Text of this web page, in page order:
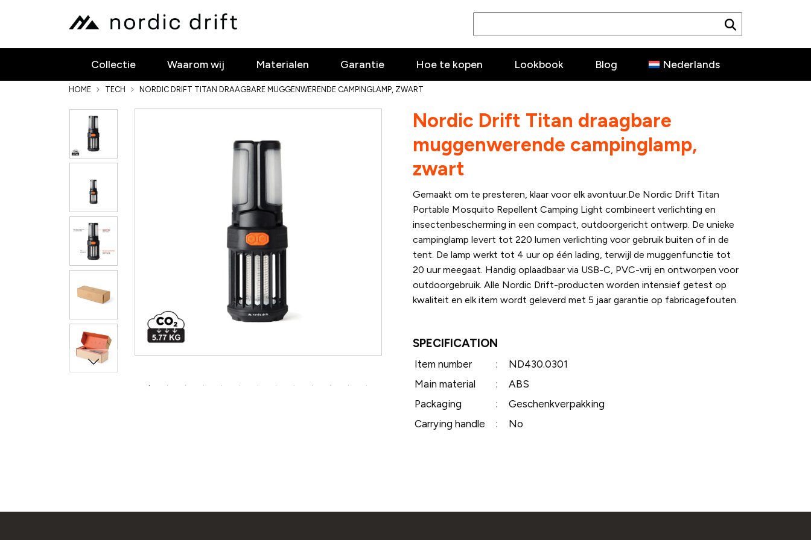
Collectie Waarom wij Materialen Garantie Hoe te kopen Lookbook Blog Nederlands
HOME TECH NORDIC DRIFT TITAN DRAAGBARE MUGGENWERENDE CAMPINGLAMP, ZWART
Nordic Drift Titan draagbare
muggenwerende campinglamp,
zwart
Gemaakt om te presteren, klaar voor elk avontuur.De Nordic Drift Titan
Portable Mosquito Repellent Camping Light combineert verlichting en
insectenbescherming in een compact, outdoorgericht ontwerp. De unieke
campinglamp levert tot 220 lumen verlichting voor gebruik buiten of in de
tent. De lamp werkt tot 4 uur op één lading, terwijl de muggenfunctie tot
20 uur meegaat. Handig oplaadbaar via USB-C, PVC-vrij en ontworpen voor
outdoorgebruik. Alle Nordic Drift-producten worden intensief getest op
kwaliteit en elk item wordt geleverd met 5 jaar garantie op fabricagefouten.
SPECIFICATION
Item number :
ND430.0301
Main material
:
ABS
Packaging
:
Geschenkverpakking
Carrying handle
: No